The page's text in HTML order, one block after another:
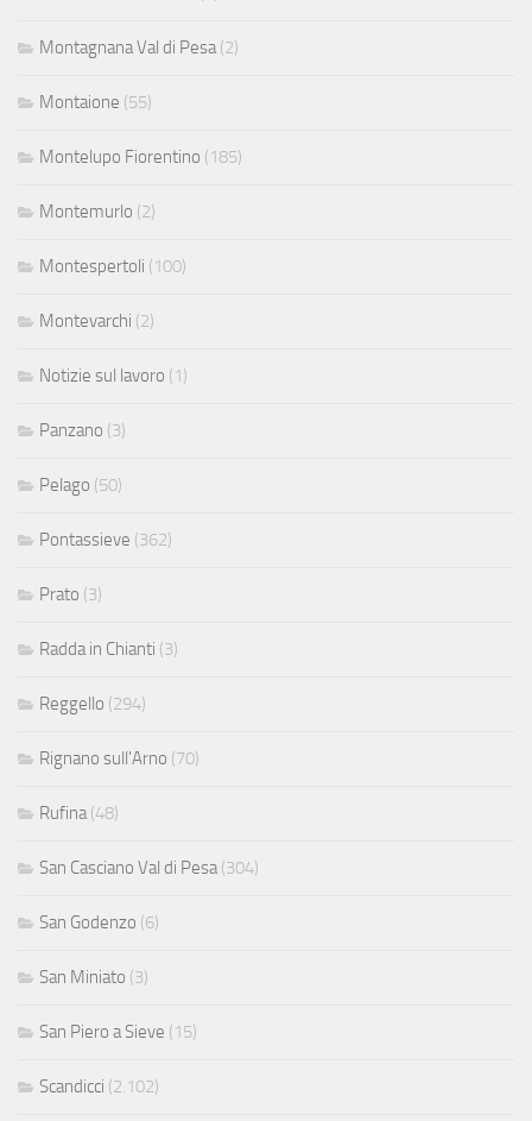
Montagnana Val di Pesa(2)
Montaione (55)
Montelupo Fiorentino (185)
Montemurlo (2)
Montespertoli (100)
Montevarchi (2)
Notizie sul lavoro (1)
Panzano (3)
Pelago (50)
Pontassieve (362)
Prato (3)
Radda in Chianti (3)
Reggello (294)
Rignano sull'Arno (70)
Rufina(48)
San Casciano Val di Pesa(304)
San Godenzo (6)
San Miniato (3)
San Piero a Sieve (15)
Scandicci (2.102)